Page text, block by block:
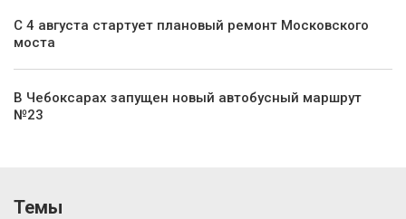
С 4 августа стартует плановый ремонт Московского
моста
В Чебоксарах запущен новый автобусный маршрут
№23
Темы